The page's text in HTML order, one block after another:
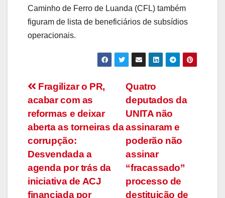
Caminho de Ferro de Luanda (CFL) também
figuram de lista de beneficiários de subsídios
operacionais.
Navegação
de
artigos
Quatro
deputados da
UNITA não
assinaram e
poderão não
assinar
“fracassado”
processo de
destituição de
Fragilizar o PR,
acabar com as
reformas e deixar
aberta as torneiras da
corrupção:
Desvendada a
agenda por trás da
iniciativa de ACJ
financiada por